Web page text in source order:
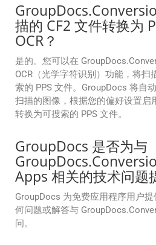
描的 CF2 文件转换为
OCR？
是的。您可以在
OCR（光学字符识别）功能，将扫
索的 PPS 文件。GroupDocs 将自
扫描的图像，根据您的偏好设置启
转换为可搜索的 PPS 文件。
GroupDocs 是否为与
Apps 相关的技术问题
GroupDocs 为免费应用程序用户
何问题或解答与
问。